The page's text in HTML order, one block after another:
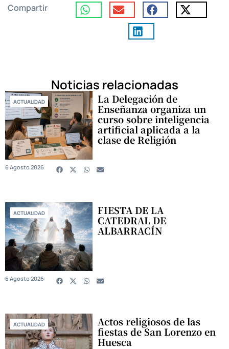
Compartir
Noticias relacionadas
ACTUALIDAD La Delegación de
Enseñanza organiza un
curso sobre inteligencia
artificial aplicada a la
clase de Religión
6 Agosto 2026
ACTUALIDAD FIESTA DE LA
CATEDRAL DE
ALBARRACÍN
6 Agosto 2026
ACTUALIDAD Actos religiosos de las
fiestas de San Lorenzo en
Huesca